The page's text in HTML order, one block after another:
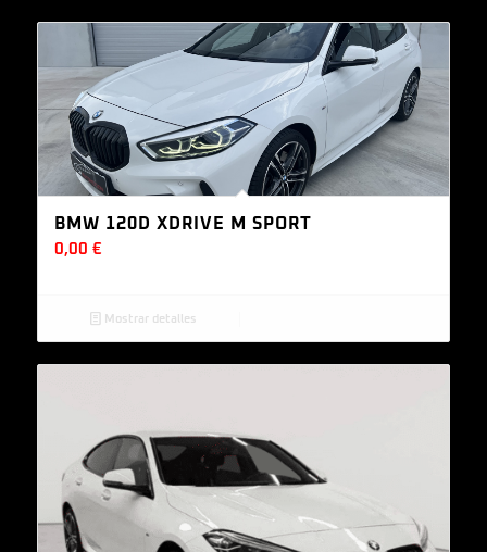
BMW 120D XDRIVE M SPORT
0,00 €
Mostrar detalles